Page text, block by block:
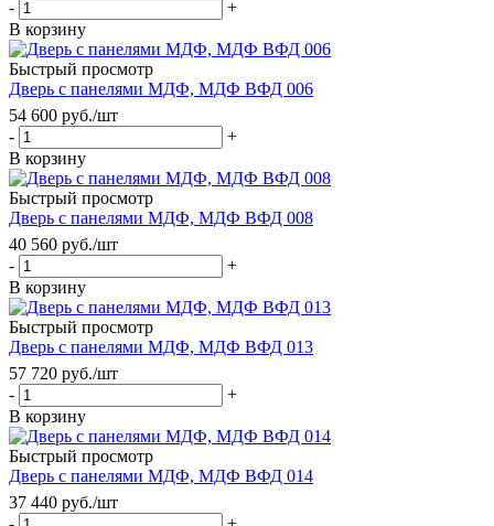
-
+
В корзину
Быстрый просмотр
Дверь с панелями МДФ, МДФ ВФД 006
54 600 руб./шт
-
+
В корзину
Быстрый просмотр
Дверь с панелями МДФ, МДФ ВФД 008
40 560 руб./шт
-
+
В корзину
Быстрый просмотр
Дверь с панелями МДФ, МДФ ВФД 013
57 720 руб./шт
-
+
В корзину
Быстрый просмотр
Дверь с панелями МДФ, МДФ ВФД 014
37 440 руб./шт